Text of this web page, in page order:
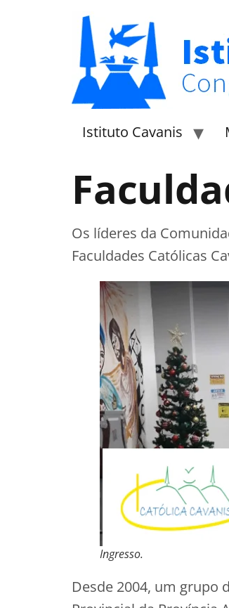
Istituto Cavanis
Os líderes da
Faculdades Católicas
Ingresso.
Desde 2004, um grupo